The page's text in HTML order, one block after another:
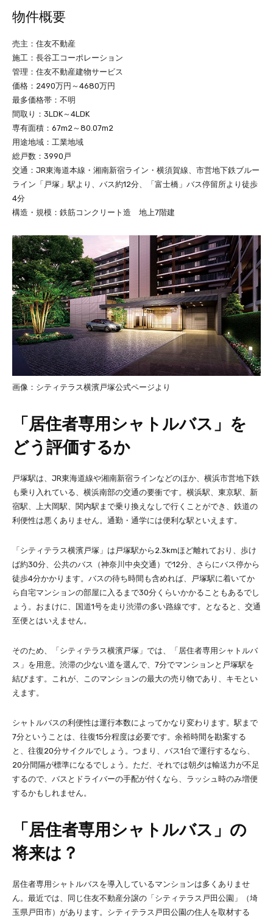
物件概要
売主：住友不動産
施工：長谷工コーポレーション
管理：住友不動産建物サービス
価格：2490万円～4680万円
最多価格帯：不明
間取り：3LDK～4LDK
専有面積：67m2～80.07m2
用途地域：工業地域
総戸数：3990戸
交通：JR東海道本線・湘南新宿ライン・横須賀線、市営地下鉄ブルー
ライン「戸塚」駅より、バス約12分、「富士橋」バス停留所より徒歩
4分
構造・規模：鉄筋コンクリート造 地上7階建
画像：シティテラス横濱戸塚公式ページより
「居住者専用シャトルバス」を
どう評価するか
戸塚駅は、JR東海道線や湘南新宿ラインなどのほか、横浜市営地下鉄
も乗り入れている、横浜南部の交通の要衝です。横浜駅、東京駅、新
宿駅、上大岡駅、関内駅まで乗り換えなしで行くことができ、鉄道の
利便性は悪くありません。通勤・通学には便利な駅といえます。
「シティテラス横濱戸塚」は戸塚駅から2.3kmほど離れており、歩け
ば約30分、公共のバス（神奈川中央交通）で12分、さらにバス停から
徒歩4分かかります。バスの待ち時間も含めれば、戸塚駅に着いてか
ら自宅マンションの部屋に入るまで30分くらいかかることもあるでし
ょう。おまけに、国道1号を走り渋滞の多い路線です。となると、交通
至便とはいえません。
そのため、「シティテラス横濱戸塚」では、「居住者専用シャトルバ
ス」を用意。渋滞の少ない道を選んで、7分でマンションと戸塚駅を
結びます。これが、このマンションの最大の売り物であり、キモとい
えます。
シャトルバスの利便性は運行本数によってかなり変わります。駅まで
7分ということは、往復15分程度は必要です。余裕時間を勘案する
と、往復20分サイクルでしょう。つまり、バス1台で運行するなら、
20分間隔が標準になるでしょう。ただ、それでは朝夕は輸送力が不足
するので、バスとドライバーの手配が付くなら、ラッシュ時のみ増便
するかもしれません。
「居住者専用シャトルバス」の
将来は？
居住者専用シャトルバスを導入しているマンションは多くありませ
ん。最近では、同じ住友不動産分譲の「シティテラス戸田公園」（埼
玉県戸田市）があります。シティテラス戸田公園の住人を取材する